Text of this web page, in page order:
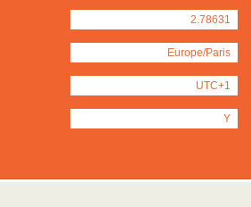
2.78631
Europe/Paris
UTC+1
Y